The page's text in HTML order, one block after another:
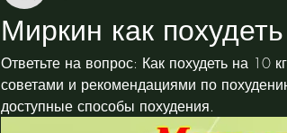
Миркин как
Ответьте на вопрос: Как похудеть на 10
советами и рекомендациями по
доступные способы похудения.